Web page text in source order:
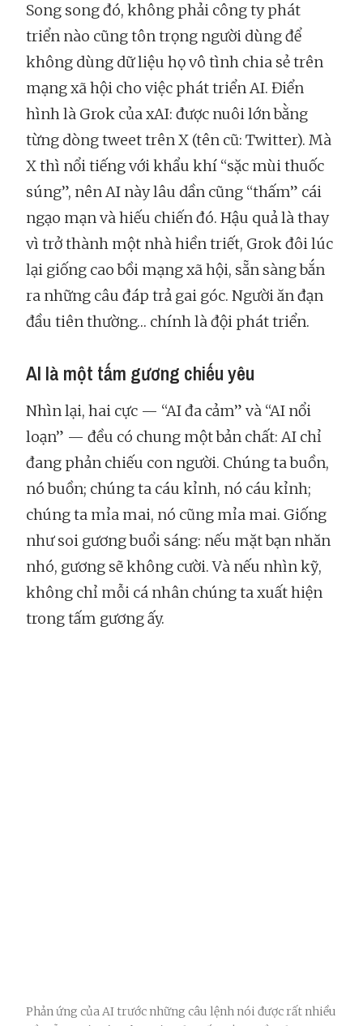
Song song đó, không phải công ty phát
triển nào cũng tôn trọng người dùng để
không dùng dữ liệu họ vô tình chia sẻ trên
mạng xã hội cho việc phát triển AI. Điển
hình là Grok của xAI: được nuôi lớn bằng
từng dòng tweet trên X (tên cũ: Twitter). Mà
X thì nổi tiếng với khẩu khí “sặc mùi thuốc
súng”, nên AI này lâu dần cũng “thấm” cái
ngạo mạn và hiếu chiến đó. Hậu quả là thay
vì trở thành một nhà hiền triết, Grok đôi lúc
lại giống cao bồi mạng xã hội, sẵn sàng bắn
ra những câu đáp trả gai góc. Người ăn đạn
đầu tiên thường… chính là đội phát triển.
AI là một tấm gương chiếu yêu
Nhìn lại, hai cực — “AI đa cảm” và “AI nổi
loạn” — đều có chung một bản chất: AI chỉ
đang phản chiếu con người. Chúng ta buồn,
nó buồn; chúng ta cáu kỉnh, nó cáu kỉnh;
chúng ta mỉa mai, nó cũng mỉa mai. Giống
như soi gương buổi sáng: nếu mặt bạn nhăn
nhó, gương sẽ không cười. Và nếu nhìn kỹ,
không chỉ mỗi cá nhân chúng ta xuất hiện
trong tấm gương ấy.
Phản ứng của AI trước những câu lệnh nói được rất nhiều